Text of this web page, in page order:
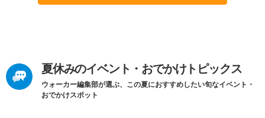
夏休みのイベント・おでかけトピックス
ウォーカー編集部が選ぶ、この夏におすすめしたい旬なイベント・
おでかけスポット